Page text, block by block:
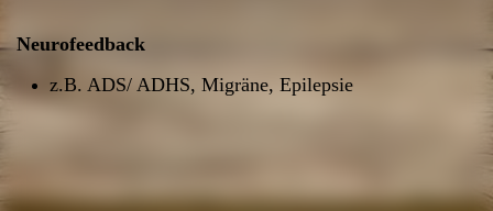
Neurofeedback
z.B. ADS/ ADHS, Migräne, Epilepsie